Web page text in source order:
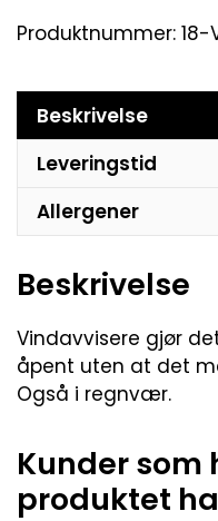
Produktnummer: 18-
Beskrivelse
Leveringstid
Allergener
Beskrivelse
Vindavvisere gjør
åpent uten at det
Også i regnvær.
Kunder som
produktet